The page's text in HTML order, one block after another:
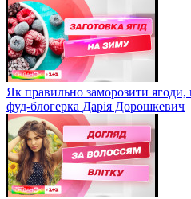
Як правильно заморозити
фуд-блогерка Дарія Дорошкевич